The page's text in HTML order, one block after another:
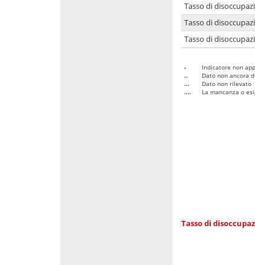
Tasso di
Tasso di
Tasso di
-
Indicatore non
..
Dato non ancora
...
Dato non rilevato
....
La mancanza o
Tasso di